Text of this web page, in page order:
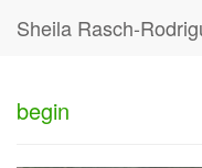
begin